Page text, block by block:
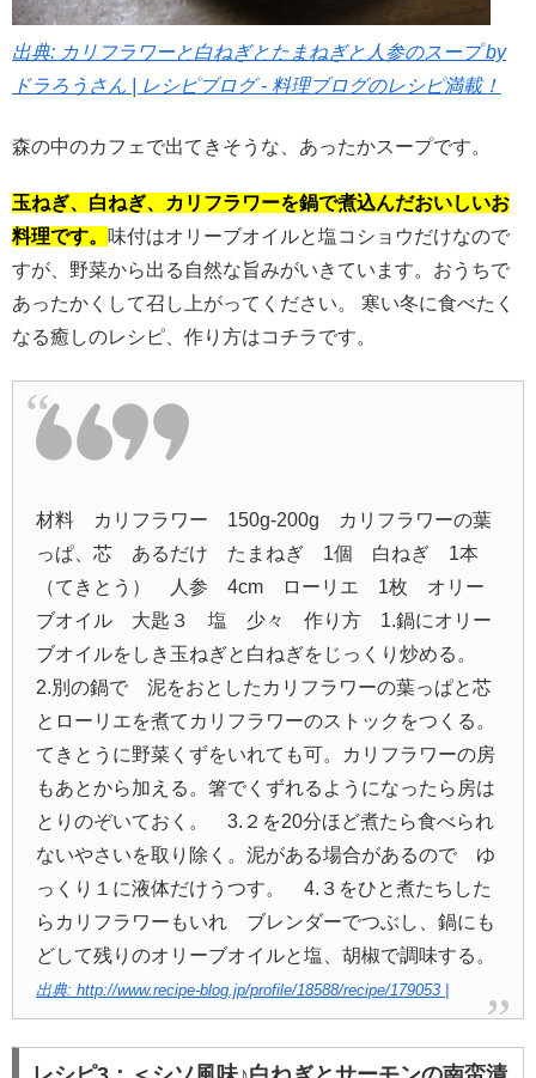
出典: カリフラワーと白ねぎとたまねぎと人参のスープ by
ドラろうさん | レシピブログ - 料理ブログのレシピ満載！
森の中のカフェで出てきそうな、あったかスープです。
玉ねぎ、白ねぎ、カリフラワーを鍋で煮込んだおいしいお
料理です。 味付はオリーブオイルと塩コショウだけなので
すが、野菜から出る自然な旨みがいきています。おうちで
あったかくして召し上がってください。 寒い冬に食べたく
なる癒しのレシピ、作り方はコチラです。
材料 カリフラワー 150g-200g カリフラワーの葉
っぱ、芯 あるだけ たまねぎ 1個 白ねぎ 1本
（てきとう） 人参 4cm ローリエ 1枚 オリー
ブオイル 大匙３ 塩 少々 作り方 1.鍋にオリー
ブオイルをしき玉ねぎと白ねぎをじっくり炒める。
2.別の鍋で 泥をおとしたカリフラワーの葉っぱと芯
とローリエを煮てカリフラワーのストックをつくる。
てきとうに野菜くずをいれても可。カリフラワーの房
もあとから加える。箸でくずれるようになったら房は
とりのぞいておく。 3.２を20分ほど煮たら食べられ
ないやさいを取り除く。泥がある場合があるので ゆ
っくり１に液体だけうつす。 4.３をひと煮たちした
らカリフラワーもいれ ブレンダーでつぶし、鍋にも
どして残りのオリーブオイルと塩、胡椒で調味する。
出典: http://www.recipe-blog.jp/profile/18588/recipe/179053 |